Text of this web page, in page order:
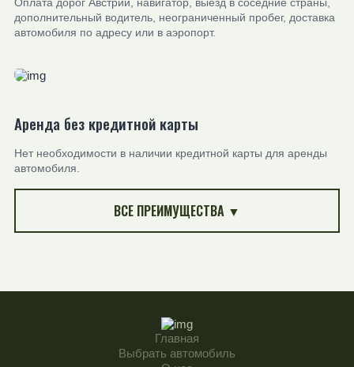
дополнительный водитель, неограниченный пробег, доставка
автомобиля по адресу или в аэропорт.
Аренда без кредитной карты
Нет необходимости в наличии кредитной карты для аренды
автомобиля.
ВСЕ ПРЕИМУЩЕСТВА ▼
Главная
Выбрать автомобиль